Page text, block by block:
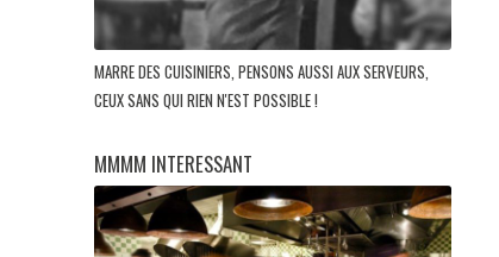
MARRE DES CUISINIERS, PENSONS AUSSI AUX SERVEURS,
CEUX SANS QUI RIEN N'EST POSSIBLE !
MMMM INTERESSANT